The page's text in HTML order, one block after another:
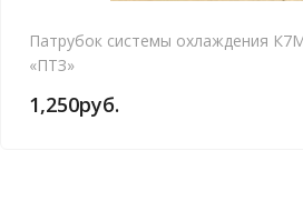
Патрубок системы охлаждения
«ПТЗ»
1,250руб.